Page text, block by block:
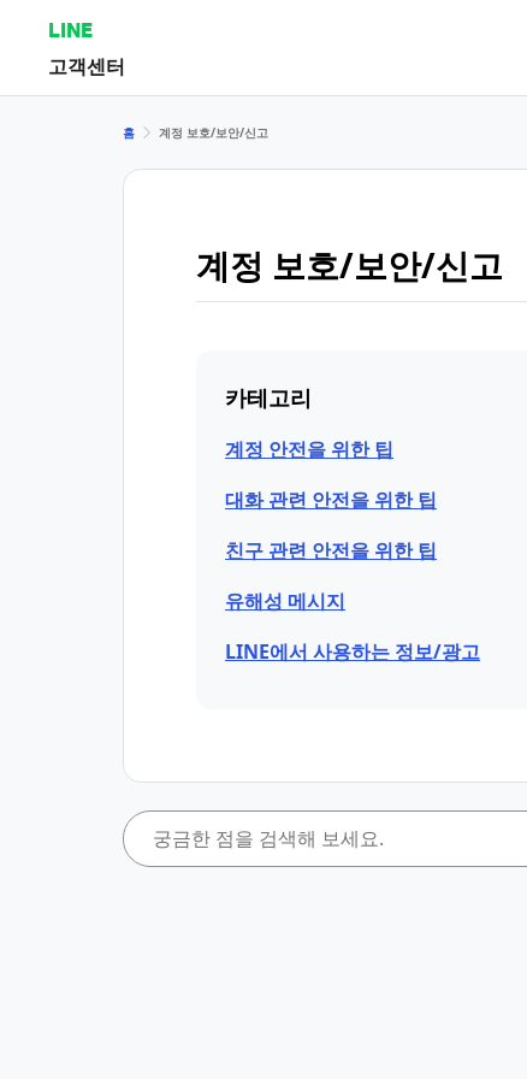
LINE
고객센터
홈 계정 보호/보안/신고
계정 보호/보안/신고
카테고리
계정 안전을 위한 팁
대화 관련 안전을 위한 팁
친구 관련 안전을 위한 팁
유해성 메시지
LINE에서 사용하는 정보/광고